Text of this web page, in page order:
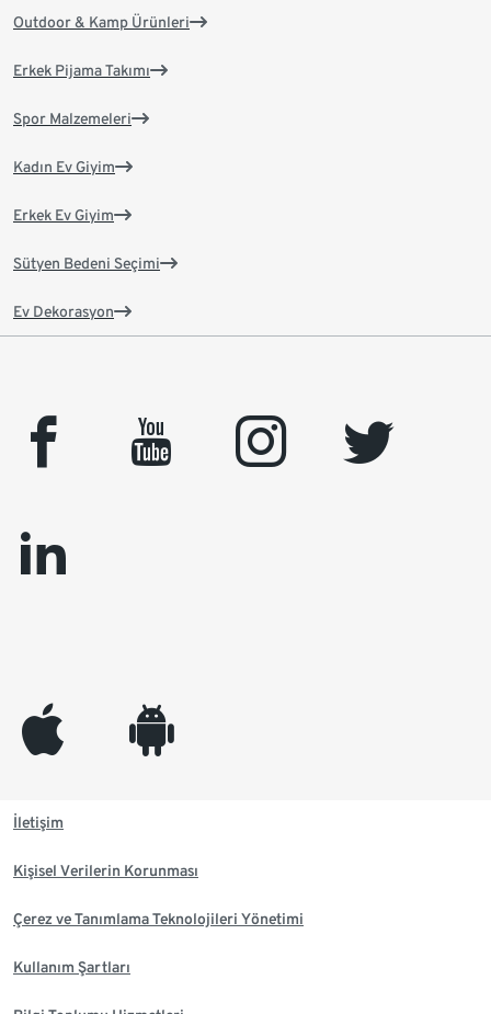
Outdoor & Kamp Ürünleri
Erkek Pijama Takımı
Spor Malzemeleri
Kadın Ev Giyim
Erkek Ev Giyim
Sütyen Bedeni Seçimi
Ev Dekorasyon
facebook youtube instagram
twitter
linkedin
appleinc android
İletişim
Kişisel Verilerin Korunması
Çerez ve Tanımlama Teknolojileri Yönetimi
Kullanım Şartları